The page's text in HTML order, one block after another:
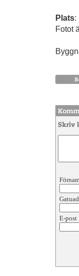
Plats:
Fotot
E-post